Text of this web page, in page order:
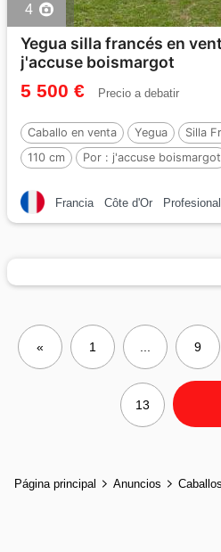
4
Yegua silla francés en
j'accuse boismargot
5 500 € Precio a debatir
Caballo en venta Yegua Silla
110 cm
Por : j'accuse boismargot
Francia Côte d'Or Profesional
« 1 9
13
Página principal Anuncios Caballos